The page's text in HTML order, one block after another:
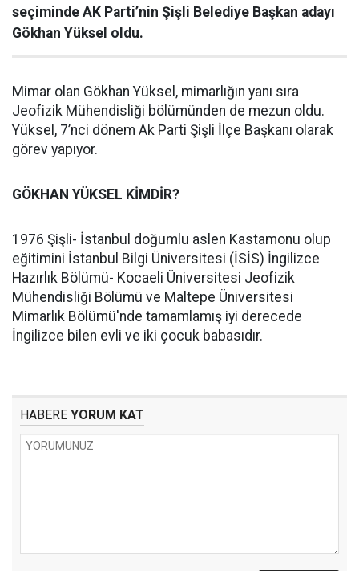
seçiminde AK Parti’nin Şişli Belediye Başkan adayı
Gökhan Yüksel oldu.
Mimar olan Gökhan Yüksel, mimarlığın yanı sıra
Jeofizik Mühendisliği bölümünden de mezun oldu.
Yüksel, 7’nci dönem Ak Parti Şişli İlçe Başkanı olarak
görev yapıyor.
GÖKHAN YÜKSEL KİMDİR?
1976 Şişli- İstanbul doğumlu aslen Kastamonu olup
eğitimini İstanbul Bilgi Üniversitesi (İSİS) İngilizce
Hazırlık Bölümü- Kocaeli Üniversitesi Jeofizik
Mühendisliği Bölümü ve Maltepe Üniversitesi
Mimarlık Bölümü'nde tamamlamış iyi derecede
İngilizce bilen evli ve iki çocuk babasıdır.
HABERE YORUM KAT